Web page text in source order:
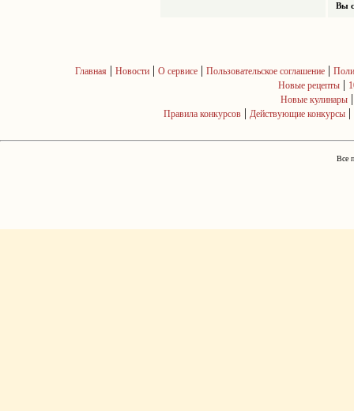
Вы
Главная | Новости| О сервисе| Пользовательское соглашение|
Новые рецепты |
Новые кулинары
Правила конкурсов | Действующие конкурсы |
Все